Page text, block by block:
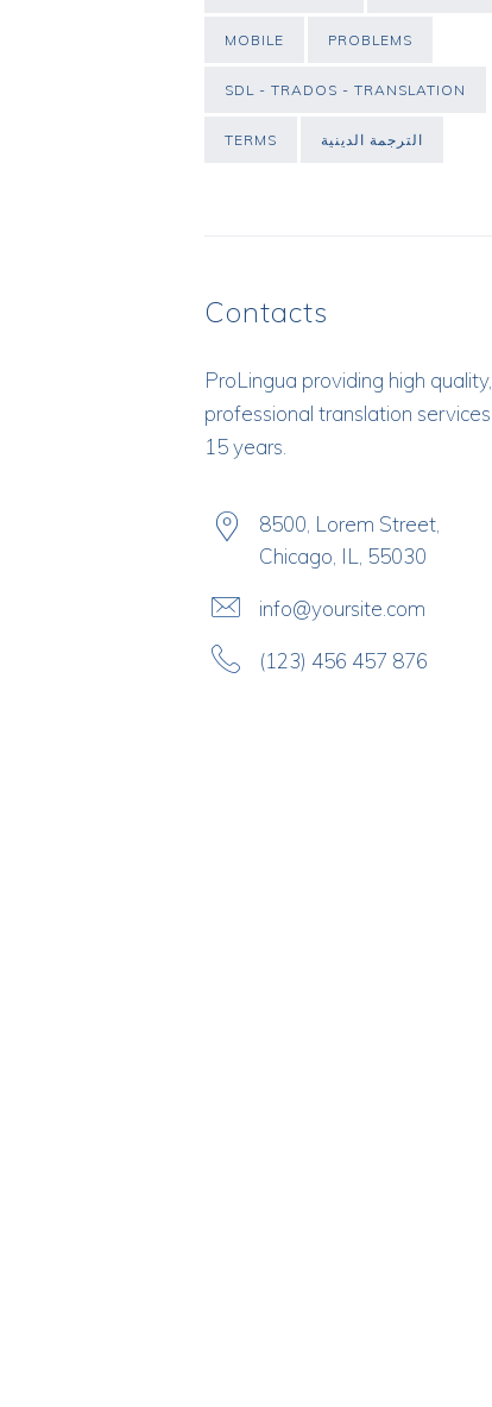
MOBILE PROBLEMS
SDL - TRADOS - TRANSLATION
TERMS الترجمة الدينية
Contacts
ProLingua providing high quality,
professional translation
15 years.
8500, Lorem Street,
Chicago, IL, 55030
info@yoursite.com
(123) 456 457 876